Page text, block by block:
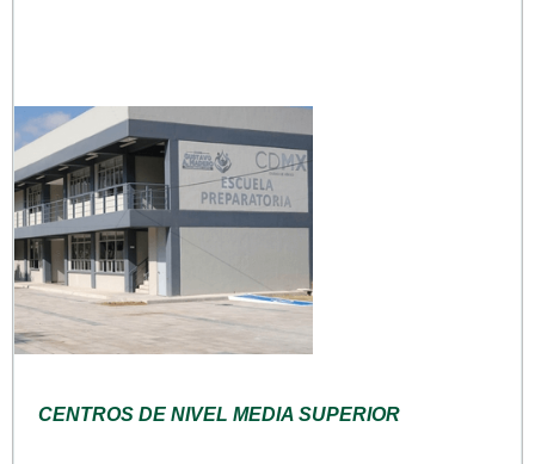
CENTROS DE NIVEL MEDIA SUPERIOR